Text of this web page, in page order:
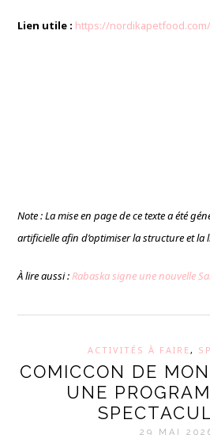
Lien utile : https://nordikapetfood.com/
Note : La mise en page de ce texte a été
artificielle afin d’optimiser la structure et
À lire aussi : Rabaska signe une nouvelle
ACTIVITÉS À FAIRE ,
COMICCON DE
UNE
29 MAI